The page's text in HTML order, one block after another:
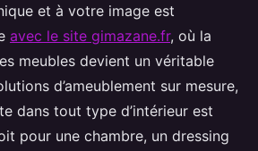
et à votre image est
avec le site gimazane.fr, où la
meubles devient un véritable
d’ameublement sur mesure,
dans tout type d’intérieur est
pour une chambre, un dressing